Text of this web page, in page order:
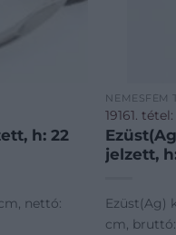
h: 22
nettó:
NEMESFÉM
19161. tétel:
jelzett,
Ezüst(Ag)
cm, bruttó: